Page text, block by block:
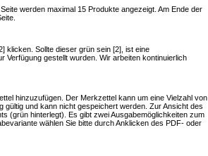
werden maximal 15 Produkte angezeigt. Am Ende der
klicken. Sollte dieser grün sein [2], ist eine
Verfügung gestellt wurden. Wir arbeiten kontinuierlich
hinzuzufügen. Der Merkzettel kann um eine Vielzahl von
und kann nicht gespeichert werden. Zur Ansicht des
(grün hinterlegt). Es gibt zwei Ausgabemöglichkeiten zum
wählen Sie bitte durch Anklicken des PDF- oder